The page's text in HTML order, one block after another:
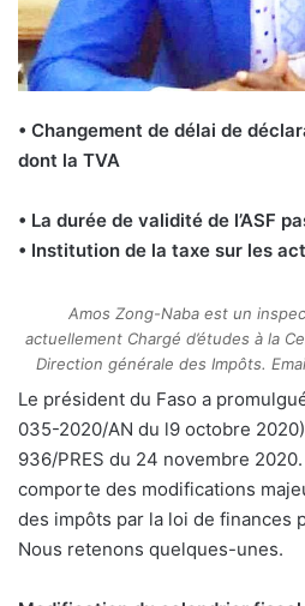
• Changement de délai de
dont la TVA
• La durée de validité de l’ASF
• Institution de la taxe sur les
Amos Zong-Naba est un
actuellement Chargé d’études à la
Direction générale des Impôts.
Le président du Faso a
035-2020/AN du l9 octobre
936/PRES du 24 novembre
comporte des modifications
des impôts par la loi de finances
Nous retenons quelques-unes.